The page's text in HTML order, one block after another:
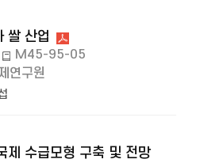
쌀 산업
M45-95-05
연구원
제 수급모형 구축 및 전망